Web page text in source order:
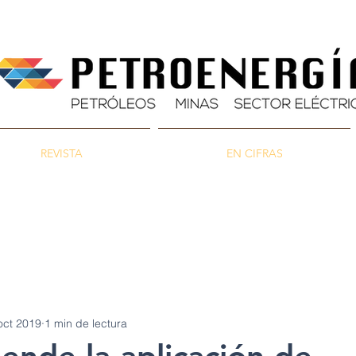
REVISTA EN CIFRAS
2019 1 min de lectura